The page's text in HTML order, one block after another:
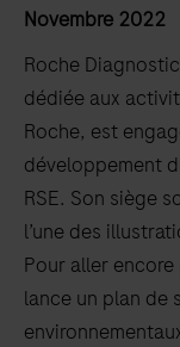
Novembre 2022
Roche
dédiée aux
Roche, est
développement
RSE. Son siège
l’une des
Pour aller
lance un plan de